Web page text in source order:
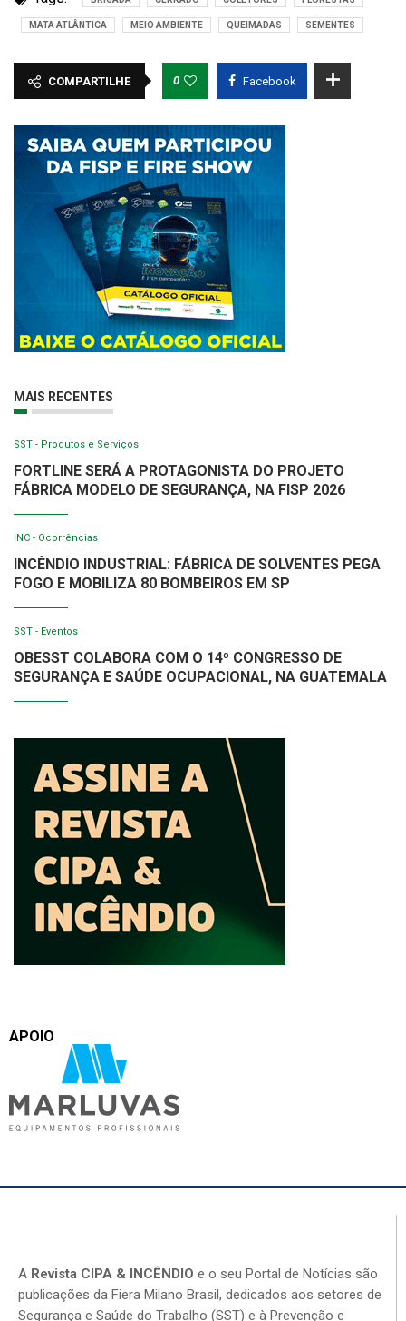
MATA ATLÂNTICA MEIO AMBIENTE QUEIMADAS SEMENTES
COMPARTILHE 0 Facebook
MAIS RECENTES
SST - Produtos e Serviços
FORTLINE SERÁ A PROTAGONISTA DO PROJETO
FÁBRICA MODELO DE SEGURANÇA, NA FISP 2026
INC - Ocorrências
INCÊNDIO INDUSTRIAL: FÁBRICA DE SOLVENTES PEGA
FOGO E MOBILIZA 80 BOMBEIROS EM SP
SST - Eventos
OBESST COLABORA COM O 14º CONGRESSO DE
SEGURANÇA E SAÚDE OCUPACIONAL, NA GUATEMALA
APOIO
A Revista CIPA & INCÊNDIO e o seu Portal de Notícias são
publicações da Fiera Milano Brasil, dedicados aos setores de
Segurança e Saúde do Trabalho (SST) e à Prevenção e